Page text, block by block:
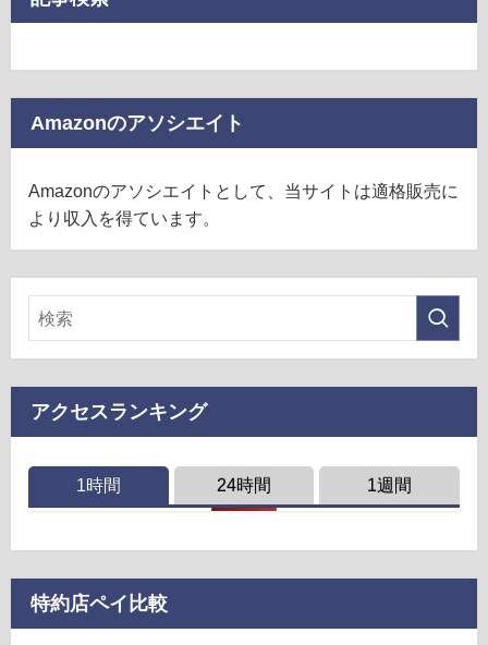
Amazonのアソシエイト
Amazonのアソシエイトとして、当サイトは適格販売に
より収入を得ています。
アクセスランキング
1時間 24時間 1週間
特約店ペイ比較